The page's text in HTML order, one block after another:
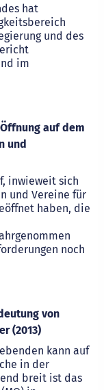
hat
und des
im
auf dem
und
inwieweit sich
und Vereine für
haben, die
noch
von
(2013)
kann auf
in der
breit ist das